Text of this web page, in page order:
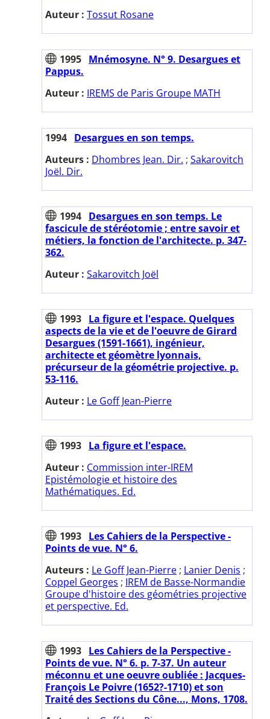
Auteur : Tossut Rosane
1995 Mnémosyne. N° 9. Desargues et
Pappus.
Auteur : IREMS de Paris Groupe MATH
1994 Desargues en son temps.
Auteurs : Dhombres Jean. Dir. ; Sakarovitch
Joël. Dir.
1994 Desargues en son temps. Le
fascicule de stéréotomie ; entre savoir et
métiers, la fonction de l'architecte. p. 347-
362.
Auteur : Sakarovitch Joël
1993 La figure et l'espace. Quelques
aspects de la vie et de l'oeuvre de Girard
Desargues (1591-1661), ingénieur,
architecte et géomètre lyonnais,
précurseur de la géométrie projective. p.
53-116.
Auteur : Le Goff Jean-Pierre
1993 La figure et l'espace.
Auteur : Commission inter-IREM
Epistémologie et histoire des
Mathématiques. Ed.
1993 Les Cahiers de la Perspective -
Points de vue. N° 6.
Auteurs : Le Goff Jean-Pierre ; Lanier Denis ;
Coppel Georges ; IREM de Basse-Normandie
Groupe d'histoire des géométries projective
et perspective. Ed.
1993 Les Cahiers de la Perspective -
Points de vue. N° 6. p. 7-37. Un auteur
méconnu et une oeuvre oubliée : Jacques-
François Le Poivre (1652?-1710) et son
Traité des Sections du Cône..., Mons, 1708.